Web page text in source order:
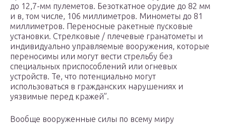
до 12,7-мм пулеметов. Безоткатное орудие до 82 мм
и в, том числе, 106 миллиметров. Минометы до 81
миллиметров. Переносные ракетные пусковые
установки. Стрелковые / плечевые гранатометы и
индивидуально управляемые вооружения, которые
переносимы или могут вести стрельбу без
специальных приспособлений или огневых
устройств. Те, что потенциально могут
использоваться в гражданских нарушениях и
уязвимые перед кражей”.
Вообще вооруженные силы по всему миру